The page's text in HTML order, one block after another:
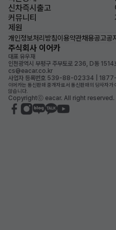
신차즉시출고
커뮤니티
제원
개인정보처리방침이용약관채용공고공
주식회사 이어카
대표 유우재
인천광역시 부평구 주부토로 236, D동 1514
cs@eacar.co.kr
사업자 등록번호 539-88-02334 |
이어카는 통신판매 중개자로서 통신판매의 당사자
않습니다.
Copyrightⓒ eacar. All right reserved.